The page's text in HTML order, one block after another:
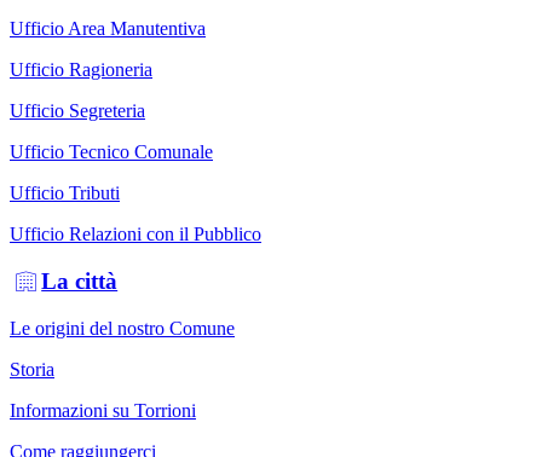
Ufficio Area Manutentiva
Ufficio Ragioneria
Ufficio Segreteria
Ufficio Tecnico Comunale
Ufficio Tributi
Ufficio Relazioni con il Pubblico
La città
Le origini del nostro Comune
Storia
Informazioni su Torrioni
Come raggiungerci